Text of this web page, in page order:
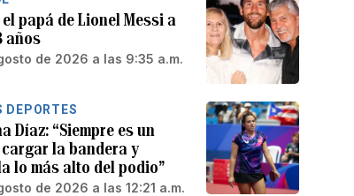
papá de Lionel Messi a
años
de 2026 a las 9:35 a.m.
DEPORTES
Díaz: “Siempre es un
la bandera y
lo más alto del podio”
de 2026 a las 12:21 a.m.